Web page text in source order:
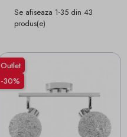
Se afiseaza 1-35 din 43
produs(e)
Outlet
-30%